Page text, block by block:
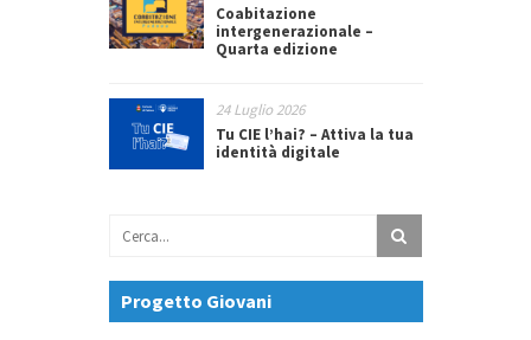
Coabitazione
intergenerazionale –
Quarta edizione
24 Luglio 2026
Tu CIE l’hai? – Attiva la tua
identità digitale
Progetto Giovani